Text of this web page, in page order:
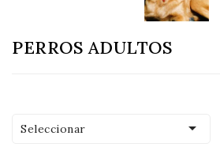
PERROS ADULTOS
Seleccionar 